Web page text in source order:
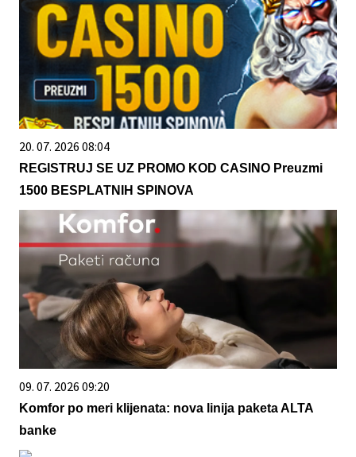
20. 07. 2026 08:04
REGISTRUJ SE UZ PROMO KOD CASINO Preuzmi
1500 BESPLATNIH SPINOVA
09. 07. 2026 09:20
Komfor po meri klijenata: nova linija paketa ALTA
banke